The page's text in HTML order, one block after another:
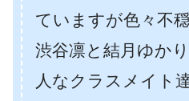
ていますが色々不穏
渋谷凛と結月ゆか
人なクラスメイト